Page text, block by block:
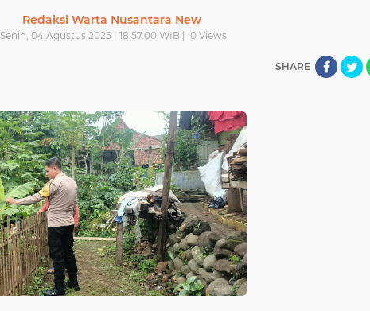
Redaksi Warta Nusantara New
Senin, 04 Agustus 2025 | 18.57.00 WIB | 0Views
SHARE